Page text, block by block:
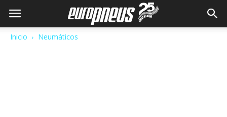
Inicio Neumáticos